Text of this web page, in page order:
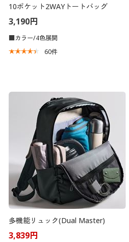
10ポケット2WAYトートバッグ
3,190円
■カラー/4色展開
60件
多機能リュック(Dual Master)
3,839円